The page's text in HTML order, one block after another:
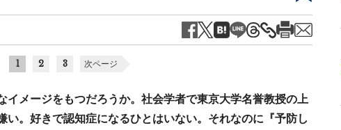
1 2 3 次ページ
イメージをもつだろうか。社会学者で東京大学名誉教授の上
い。好きで認知症になるひとはいない。それなのに『予防し